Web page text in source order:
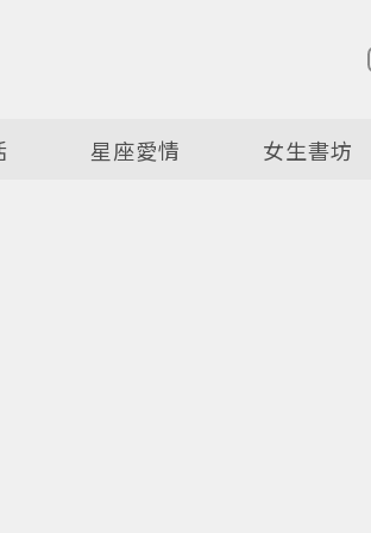
星座愛情 女生書坊